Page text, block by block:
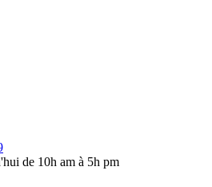
de 10h am à 5h pm